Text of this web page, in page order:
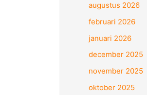
augustus 2026
februari 2026
januari 2026
december 2025
november 2025
oktober 2025